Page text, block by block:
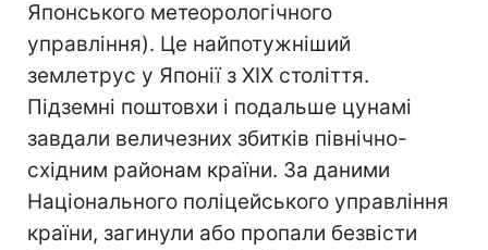
Японського метеорологічного
управління). Це найпотужніший
землетрус у Японії з XIX століття.
Підземні поштовхи і подальше цунамі
завдали величезних збитків північно-
східним районам країни. За даними
Національного поліцейського управління
країни, загинули або пропали безвісти